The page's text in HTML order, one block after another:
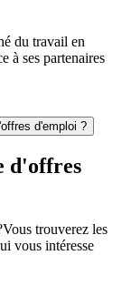
du travail en
à ses partenaires
d'emploi ?
d'offres
Vous trouverez les
vous intéresse